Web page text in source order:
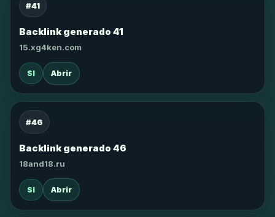
#41
Backlink generado 41
15.xg4ken.com
SI Abrir
#46
Backlink generado 46
18and18.ru
SI Abrir